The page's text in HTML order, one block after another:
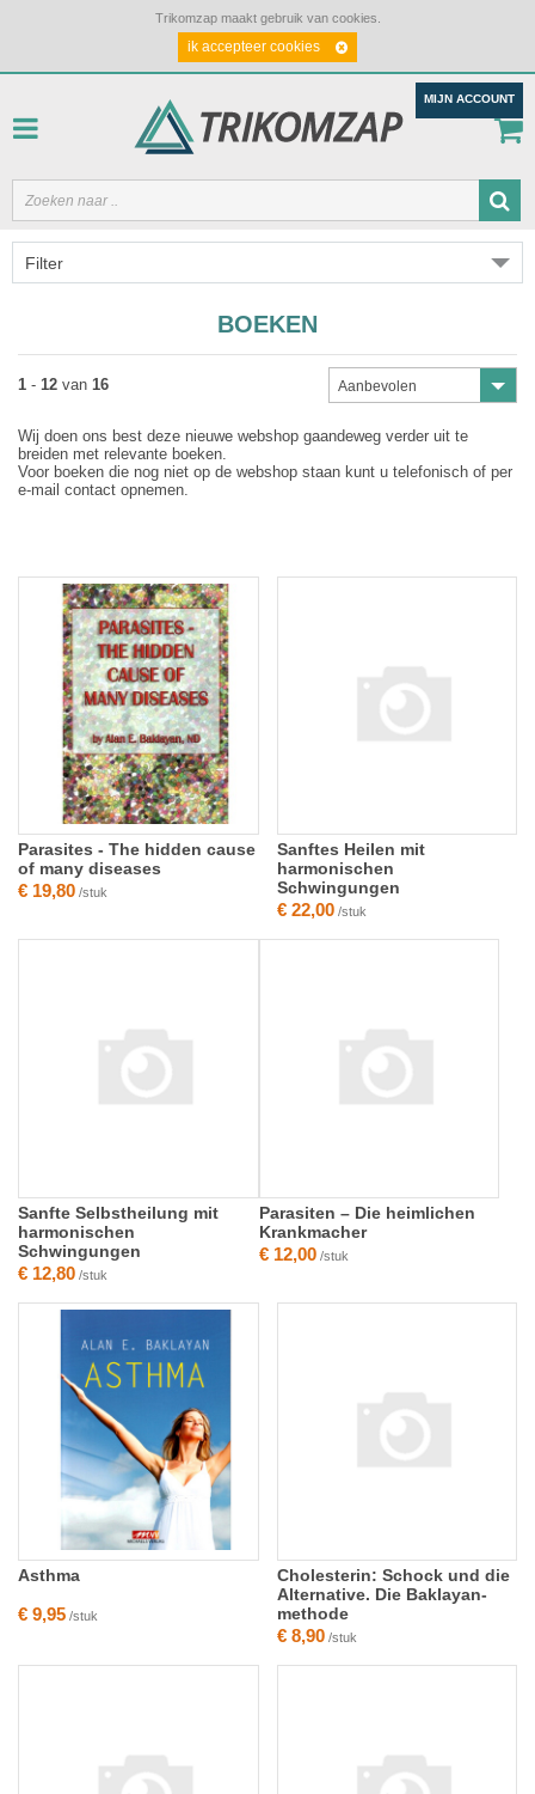
Trikomzap maakt gebruik van cookies.
ik accepteer cookies
MIJN ACCOUNT
Filter
BOEKEN
1 - 12 van 16 Aanbevolen
Wij doen ons best deze nieuwe webshop gaandeweg verder uit te
breiden met relevante boeken.
Voor boeken die nog niet op de webshop staan kunt u telefonisch of per
e-mail contact opnemen.
Parasites - The hidden cause
of many diseases
€ 19,80 /stuk
Sanftes Heilen mit
harmonischen
Schwingungen
€ 22,00/stuk
Sanfte Selbstheilung mit
harmonischen
Schwingungen
€ 12,80 /stuk
Parasiten – Die heimlichen
Krankmacher
€ 12,00/stuk
Asthma
€ 9,95 /stuk
Cholesterin: Schock und die
Alternative. Die Baklayan-
methode
€ 8,90/stuk